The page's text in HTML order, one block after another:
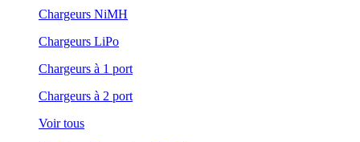
Chargeurs NiMH
Chargeurs LiPo
Chargeurs à 1 port
Chargeurs à 2 port
Voir tous